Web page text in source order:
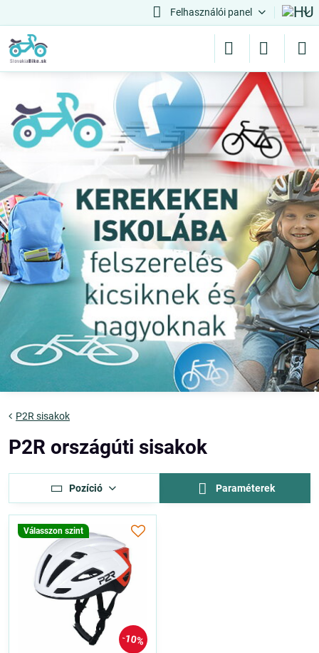
Felhasználói panel
P2R sisakok
P2R országúti sisakok
Pozíció Paraméterek
10%
Válasszon szint